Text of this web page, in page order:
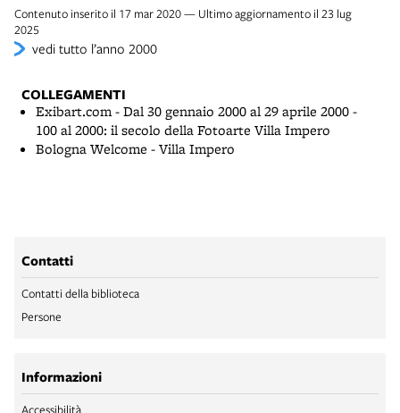
Contenuto inserito il 17 mar 2020 — Ultimo aggiornamento il 23 lug
2025
vedi tutto l’anno 2000
COLLEGAMENTI
Exibart.com - Dal 30 gennaio 2000 al 29 aprile 2000 -
100 al 2000: il secolo della Fotoarte Villa Impero
Bologna Welcome - Villa Impero
Contatti
Contatti della biblioteca
Persone
Informazioni
Accessibilità